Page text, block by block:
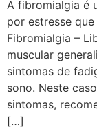
A fibromialgia é
por estresse
Fibromialgia –
muscular
sintomas de
sono. Neste
sintomas,
[…]